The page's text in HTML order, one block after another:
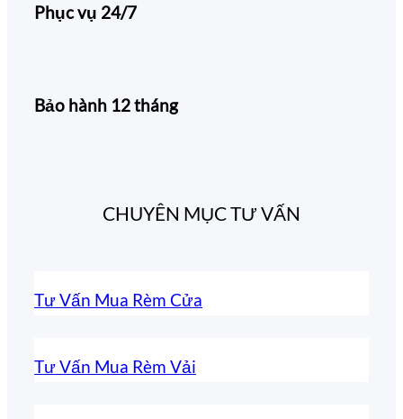
Phục vụ 24/7
Bảo hành 12 tháng
CHUYÊN MỤC TƯ VẤN
Tư Vấn Mua Rèm Cửa
Tư Vấn Mua Rèm Vải